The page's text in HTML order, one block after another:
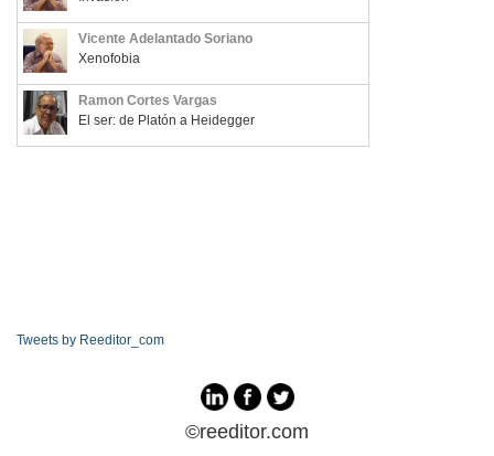
Vicente Adelantado Soriano
Xenofobia
Ramon Cortes Vargas
El ser: de Platón a Heidegger
Tweets by Reeditor_com
©reeditor.com